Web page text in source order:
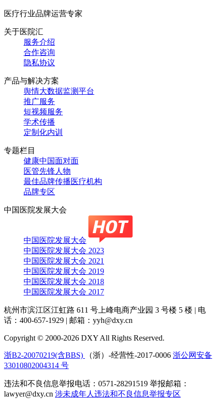
医疗行业品牌运营专家
关于医院汇
服务介绍
合作咨询
隐私协议
产品与解决方案
舆情大数据监测平台
推广服务
短视频服务
学术传播
定制化内训
专题栏目
健康中国面对面
医管先锋人物
最佳品牌传播医疗机构
品牌专区
中国医院发展大会
中国医院发展大会
中国医院发展大会 2023
中国医院发展大会 2021
中国医院发展大会 2019
中国医院发展大会 2018
中国医院发展大会 2017
杭州市滨江区江虹路 611 号上峰电商产业园 3 号楼 5 楼 | 电
话：400-657-1929 | 邮箱：yyh@dxy.cn
Copyright © 2000-2026 DXY All Rights Reserved.
浙B2-20070219(含BBS) （浙）-经营性-2017-0006 浙公网安备
33010802004314 号
违法和不良信息举报电话：0571-28291519 举报邮箱：
lawyer@dxy.cn 涉未成年人违法和不良信息举报专区